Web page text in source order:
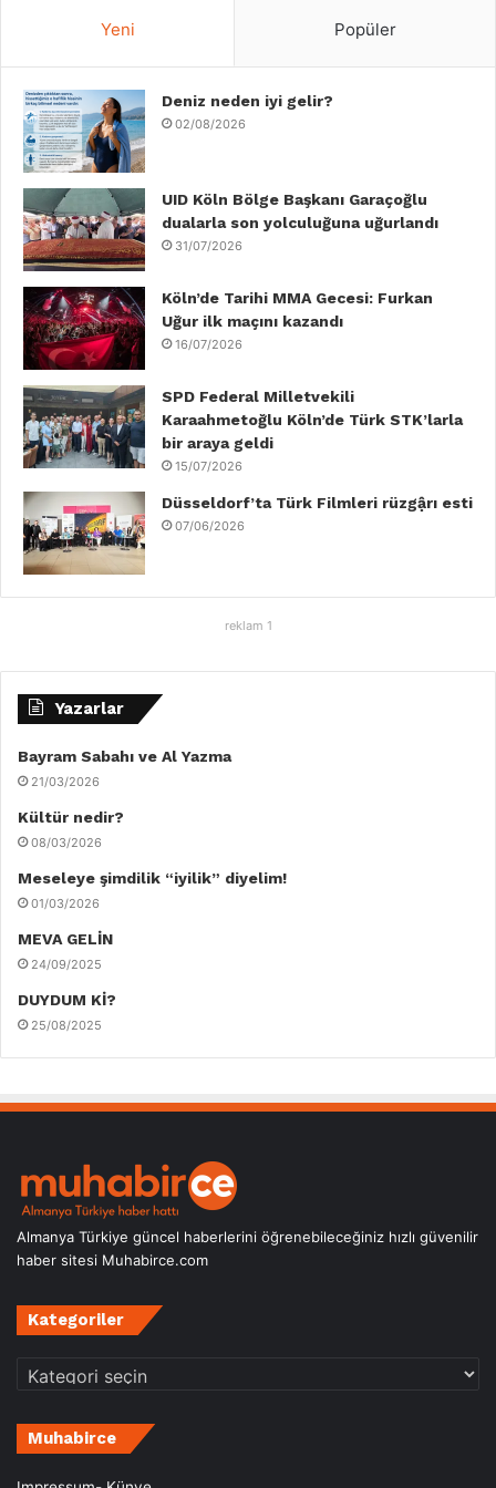
b
o
o
k
t
r
e
I
n
u
e
r
Yeni Popüler
Deniz neden iyi gelir?
02/08/2026
UID Köln Bölge Başkanı Garaçoğlu
dualarla son yolculuğuna uğurlandı
31/07/2026
Köln’de Tarihi MMA Gecesi: Furkan
Uğur ilk maçını kazandı
16/07/2026
SPD Federal Milletvekili
Karaahmetoğlu Köln’de Türk STK’larla
bir araya geldi
15/07/2026
Düsseldorf’ta Türk Filmleri rüzgậrı esti
07/06/2026
reklam 1
Yazarlar
Bayram Sabahı ve Al Yazma
21/03/2026
Kültür nedir?
08/03/2026
Meseleye şimdilik “iyilik” diyelim!
01/03/2026
MEVA GELİN
24/09/2025
DUYDUM Kİ?
25/08/2025
Almanya Türkiye güncel haberlerini öğrenebileceğiniz hızlı güvenilir
haber sitesi Muhabirce.com
Kategoriler
Kategoriler
Muhabirce